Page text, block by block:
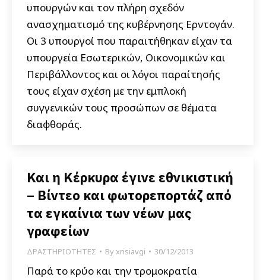
υπουργών και τον πλήρη σχεδόν
ανασχηματισμό της κυβέρνησης Ερντογάν.
Οι 3 υπουργοί που παραιτήθηκαν είχαν τα
υπουργεία Εσωτερικών, Οικονομικών και
Περιβάλλοντος και οι λόγοι παραίτησής
τους είχαν σχέση με την εμπλοκή
συγγενικών τους προσώπων σε θέματα
διαφθοράς.
Και η Κέρκυρα έγινε εθνικιστική
– Βίντεο και φωτορεπορτάζ από
τα εγκαίνια των νέων μας
γραφείων
ΔΡΑΣΤΗΡΙΟΤΗΤΕΣ Byxrisiavgi 30/12/2013
Παρά το κρύο και την τρομοκρατία